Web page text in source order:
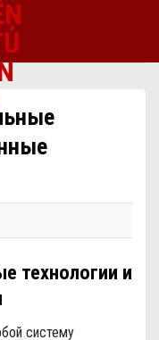
технологии и
систему